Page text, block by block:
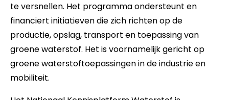
te versnellen. Het programma ondersteunt en
financiert initiatieven die zich richten op de
productie, opslag, transport en toepassing van
groene waterstof. Het is voornamelijk gericht op
groene waterstoftoepassingen in de industrie en
mobiliteit.